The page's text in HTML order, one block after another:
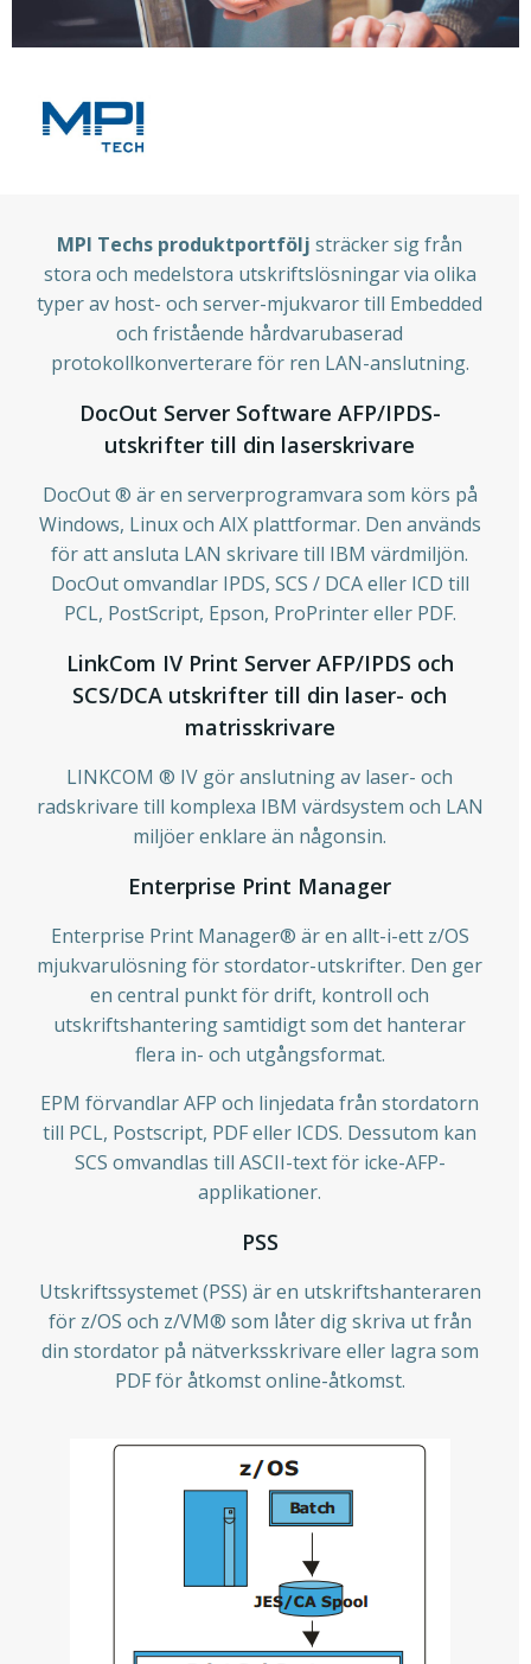
MPI Techs produktportfölj sträcker sig från
stora och medelstora utskriftslösningar via olika
typer av host- och server-mjukvaror till Embedded
och fristående hårdvarubaserad
protokollkonverterare för ren LAN-anslutning.
DocOut Server Software AFP/IPDS-
utskrifter till din laserskrivare
DocOut ® är en serverprogramvara som körs på
Windows, Linux och AIX plattformar. Den används
för att ansluta LAN skrivare till IBM värdmiljön.
DocOut omvandlar IPDS, SCS / DCA eller ICD till
PCL, PostScript, Epson, ProPrinter eller PDF.
LinkCom IV Print Server AFP/IPDS och
SCS/DCA utskrifter till din laser- och
matrisskrivare
LINKCOM ® IV gör anslutning av laser- och
radskrivare till komplexa IBM värdsystem och LAN
miljöer enklare än någonsin.
Enterprise Print Manager
Enterprise Print Manager® är en allt-i-ett z/OS
mjukvarulösning för stordator-utskrifter. Den ger
en central punkt för drift, kontroll och
utskriftshantering samtidigt som det hanterar
flera in- och utgångsformat.
EPM förvandlar AFP och linjedata från stordatorn
till PCL, Postscript, PDF eller ICDS. Dessutom kan
SCS omvandlas till ASCII-text för icke-AFP-
applikationer.
PSS
Utskriftssystemet (PSS) är en utskriftshanteraren
för z/OS och z/VM® som låter dig skriva ut från
din stordator på nätverksskrivare eller lagra som
PDF för åtkomst online-åtkomst.